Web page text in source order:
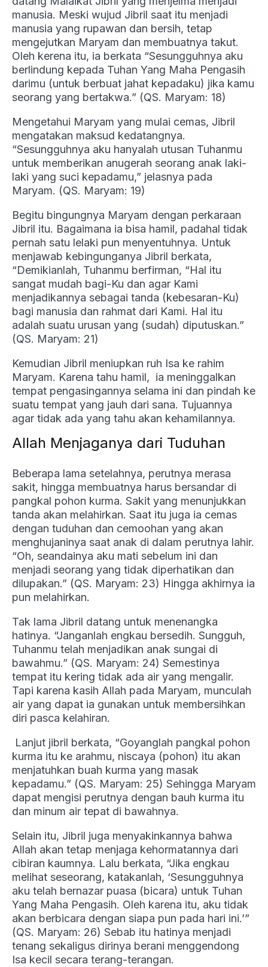
manusia. Meski wujud Jibril saat itu menjadi
manusia yang rupawan dan bersih, tetap
mengejutkan Maryam dan membuatnya takut.
Oleh kerena itu, ia berkata “Sesungguhnya aku
berlindung kepada Tuhan Yang Maha Pengasih
darimu (untuk berbuat jahat kepadaku) jika kamu
seorang yang bertakwa.” (QS. Maryam: 18)
Mengetahui Maryam yang mulai cemas, Jibril
mengatakan maksud kedatangnya.
“Sesungguhnya aku hanyalah utusan Tuhanmu
untuk memberikan anugerah seorang anak laki-
laki yang suci kepadamu,” jelasnya pada
Maryam. (QS. Maryam: 19)
Begitu bingungnya Maryam dengan perkaraan
Jibril itu. Bagaimana ia bisa hamil, padahal tidak
pernah satu lelaki pun menyentuhnya. Untuk
menjawab kebingunganya Jibril berkata,
“Demikianlah, Tuhanmu berfirman, “Hal itu
sangat mudah bagi-Ku dan agar Kami
menjadikannya sebagai tanda (kebesaran-Ku)
bagi manusia dan rahmat dari Kami. Hal itu
adalah suatu urusan yang (sudah) diputuskan.”
(QS. Maryam: 21)
Kemudian Jibril meniupkan ruh Isa ke rahim
Maryam. Karena tahu hamil, ia meninggalkan
tempat pengasingannya selama ini dan pindah ke
suatu tempat yang jauh dari sana. Tujuannya
agar tidak ada yang tahu akan kehamilannya.
Allah Menjaganya dari Tuduhan
Beberapa lama setelahnya, perutnya merasa
sakit, hingga membuatnya harus bersandar di
pangkal pohon kurma. Sakit yang menunjukkan
tanda akan melahirkan. Saat itu juga ia cemas
dengan tuduhan dan cemoohan yang akan
menghujaninya saat anak di dalam perutnya lahir.
“Oh, seandainya aku mati sebelum ini dan
menjadi seorang yang tidak diperhatikan dan
dilupakan.” (QS. Maryam: 23) Hingga akhirnya ia
pun melahirkan.
Tak lama Jibril datang untuk menenangka
hatinya. “Janganlah engkau bersedih. Sungguh,
Tuhanmu telah menjadikan anak sungai di
bawahmu.” (QS. Maryam: 24) Semestinya
tempat itu kering tidak ada air yang mengalir.
Tapi karena kasih Allah pada Maryam, munculah
air yang dapat ia gunakan untuk membersihkan
diri pasca kelahiran.
Lanjut jibril berkata, “Goyanglah pangkal pohon
kurma itu ke arahmu, niscaya (pohon) itu akan
menjatuhkan buah kurma yang masak
kepadamu.” (QS. Maryam: 25) Sehingga Maryam
dapat mengisi perutnya dengan bauh kurma itu
dan minum air tepat di bawahnya.
Selain itu, Jibril juga menyakinkannya bahwa
Allah akan tetap menjaga kehormatannya dari
cibiran kaumnya. Lalu berkata, “Jika engkau
melihat seseorang, katakanlah, ‘Sesungguhnya
aku telah bernazar puasa (bicara) untuk Tuhan
Yang Maha Pengasih. Oleh karena itu, aku tidak
akan berbicara dengan siapa pun pada hari ini.’”
(QS. Maryam: 26) Sebab itu hatinya menjadi
tenang sekaligus dirinya berani menggendong
Isa kecil secara terang-terangan.